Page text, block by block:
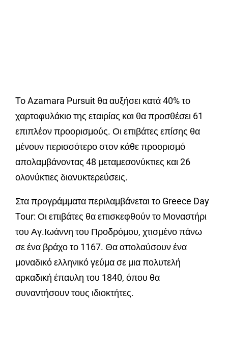
To Azamara Pursuit θα αυξήσει κατά 40% το
χαρτοφυλάκιο της εταιρίας και θα προσθέσει 61
επιπλέον προορισμούς. Οι επιβάτες επίσης θα
μένουν περισσότερο στον κάθε προορισμό
απολαμβάνοντας 48 μεταμεσονύκτιες και 26
ολονύκτιες διανυκτερεύσεις.
Στα προγράμματα περιλαμβάνεται το Greece Day
Tour: Οι επιβάτες θα επισκεφθούν το Μοναστήρι
του Αγ.Ιωάννη του Προδρόμου, χτισμένο πάνω
σε ένα βράχο το 1167. Θα απολαύσουν ένα
μοναδικό ελληνικό γεύμα σε μια πολυτελή
αρκαδική έπαυλη του 1840, όπου θα
συναντήσουν τους ιδιοκτήτες.